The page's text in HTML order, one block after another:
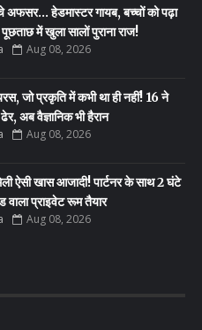
हेडमास्टर गायब, बच्चों को पढ़ा
में खुला सालों पुराना राज!
Aug 08, 2026
जो प्रकृति में कभी था ही नहीं! 16 ने
अब वैज्ञानिक भी हैरान
Aug 08, 2026
ऐसी खास आजादी! पार्टनर के साथ 2 घंटे
प्राइवेट रूम तैयार
Aug 08, 2026